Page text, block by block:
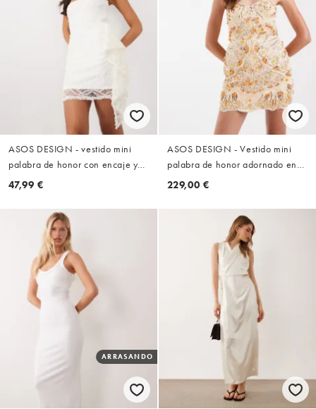
ASOS DESIGN - vestido mini
palabra de honor con encaje y
lentejuelas y detalle de pañuelo
47,99 €
ASOS DESIGN - Vestido mini
palabra de honor adornado en
crema
229,00 €
ARRASANDO